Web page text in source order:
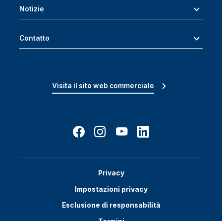
Notizie
Contatto
Visita il sito web commerciale
Privacy
Impostazioni privacy
Esclusione di responsabilità